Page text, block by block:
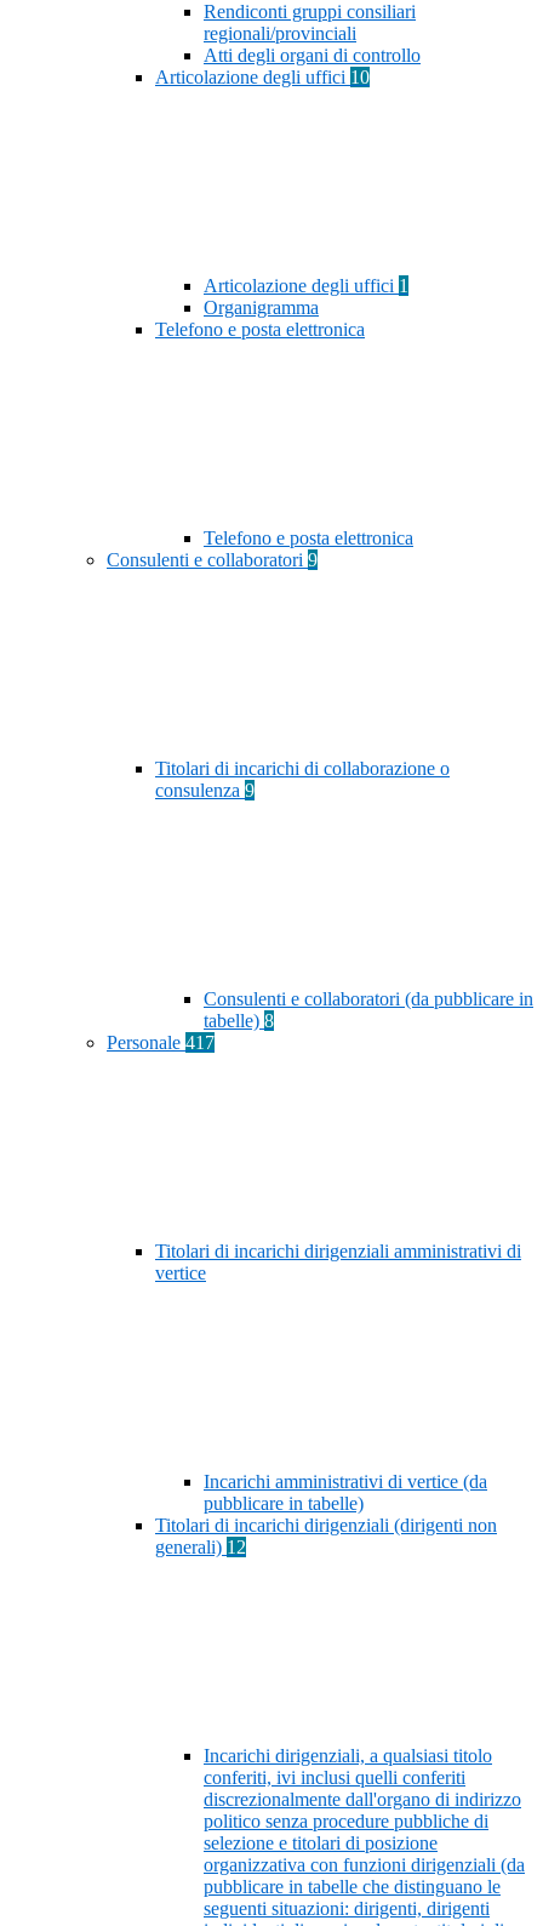
Rendiconti gruppi consiliari
regionali/provinciali
Atti degli organi di controllo
Articolazione degli uffici 10
Articolazione degli uffici 1
Organigramma
Telefono e posta elettronica
Telefono e posta elettronica
Consulenti e collaboratori 9
Titolari di incarichi di collaborazione o
consulenza 9
Consulenti e collaboratori (da pubblicare in
tabelle) 8
Personale 417
Titolari di incarichi dirigenziali amministrativi di
vertice
Incarichi amministrativi di vertice (da
pubblicare in tabelle)
Titolari di incarichi dirigenziali (dirigenti non
generali) 12
Incarichi dirigenziali, a qualsiasi titolo
conferiti, ivi inclusi quelli conferiti
discrezionalmente dall'organo di indirizzo
politico senza procedure pubbliche di
selezione e titolari di posizione
organizzativa con funzioni dirigenziali (da
pubblicare in tabelle che distinguano le
seguenti situazioni: dirigenti, dirigenti